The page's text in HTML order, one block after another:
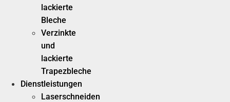
lackierte
Bleche
Verzinkte
und
lackierte
Trapezbleche
Dienstleistungen
Laserschneiden